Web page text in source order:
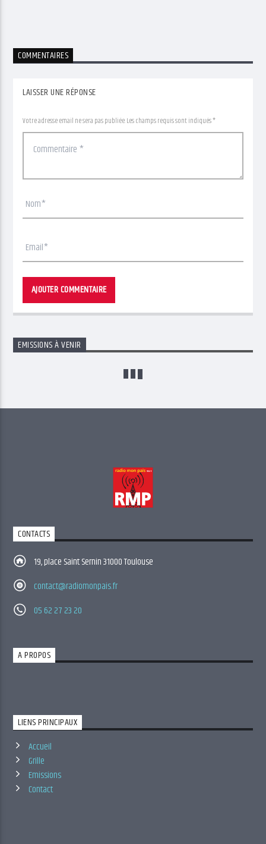
COMMENTAIRES
LAISSER UNE RÉPONSE
Votre adresse email ne sera pas publiée. Les champs requis sont indiqués *
EMISSIONS À VENIR
CONTACTS
19, place Saint Sernin 31000 Toulouse
contact@radiomonpais.fr
05 62 27 23 20
A PROPOS
LIENS PRINCIPAUX
Accueil
Grille
Emissions
Contact